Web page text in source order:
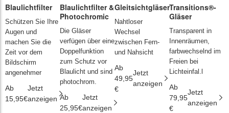
Blaulichtfilter
Schützen Sie Ihre
Augen und
machen Sie die
Zeit vor dem
Bildschirm
angenehmer
Ab
15,95€
Jetzt
anzeigen
Blaulichtfilter &
Photochromic
Die Gläser
verfügen über eine
Doppelfunktion
zum Schutz vor
Blaulicht und sind
photochrom.
Ab
25,95€
Jetzt
anzeigen
Gleitsichtgläser
Nahtloser
Wechsel
zwischen Fern-
und Nahsicht
Ab
49,95
€
Jetzt
anzeigen
Transitions®-
Gläser
Transparent in
Innenräumen,
farbwechselnd im
Freien bei
Lichteinfal.l
Ab
79,95
€
Jetzt
anzeigen